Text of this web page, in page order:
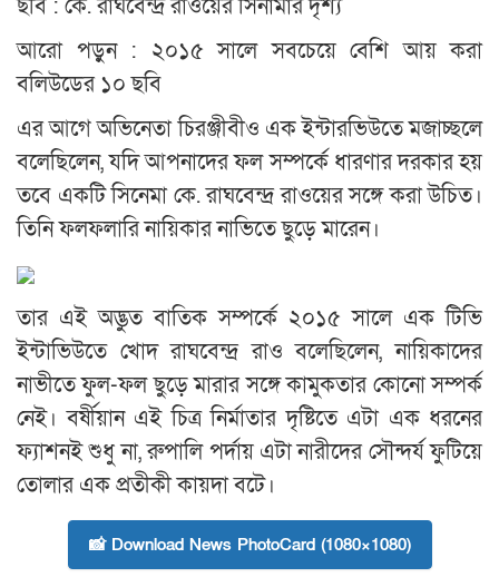
ছবি : কে. রাঘবেন্দ্র রাওয়ের সিনামার দৃশ্য
আরো পড়ুন : ২০১৫ সালে সবচেয়ে বেশি আয় করা
বলিউডের ১০ ছবি
এর আগে অভিনেতা চিরঞ্জীবীও এক ইন্টারভিউতে মজাচ্ছলে
বলেছিলেন, যদি আপনাদের ফল সম্পর্কে ধারণার দরকার হয়
তবে একটি সিনেমা কে. রাঘবেন্দ্র রাওয়ের সঙ্গে করা উচিত।
তিনি ফলফলারি নায়িকার নাভিতে ছুড়ে মারেন।
তার এই অদ্ভুত বাতিক সম্পর্কে ২০১৫ সালে এক টিভি
ইন্টাভিউতে খোদ রাঘবেন্দ্র রাও বলেছিলেন, নায়িকাদের
নাভীতে ফুল-ফল ছুড়ে মারার সঙ্গে কামুকতার কোনো সম্পর্ক
নেই। বর্ষীয়ান এই চিত্র নির্মাতার দৃষ্টিতে এটা এক ধরনের
ফ্যাশনই শুধু না, রুপালি পর্দায় এটা নারীদের সৌন্দর্য ফুটিয়ে
তোলার এক প্রতীকী কায়দা বটে।
📸 Download News PhotoCard (1080×1080)